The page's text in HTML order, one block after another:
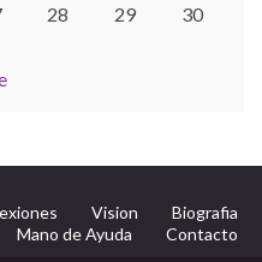
28 29
30
Vision
Biografia
Mano de Ayuda
Contacto